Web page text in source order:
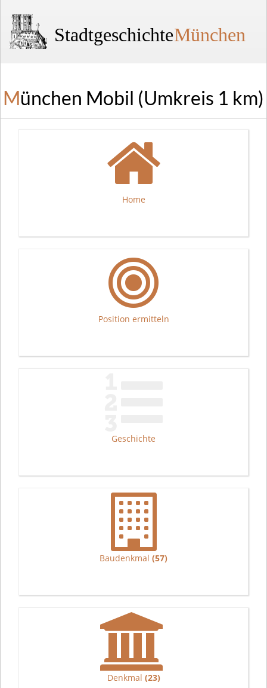
StadtgeschichteMünchen
München Mobil (Umkreis 1 km)
Home
Position ermitteln
Geschichte
Baudenkmal (57)
Denkmal (23)